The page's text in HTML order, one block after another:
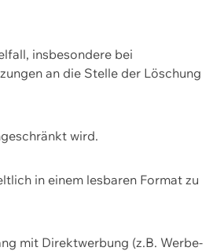
insbesondere bei
an die Stelle der Löschung
wird.
in einem lesbaren Format zu
mit Direktwerbung (z.B. Werbe-